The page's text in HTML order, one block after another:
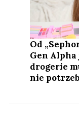
Od
Gen
drogerie
nie